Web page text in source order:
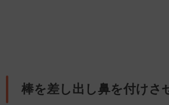
棒を差し出し鼻を付けさ